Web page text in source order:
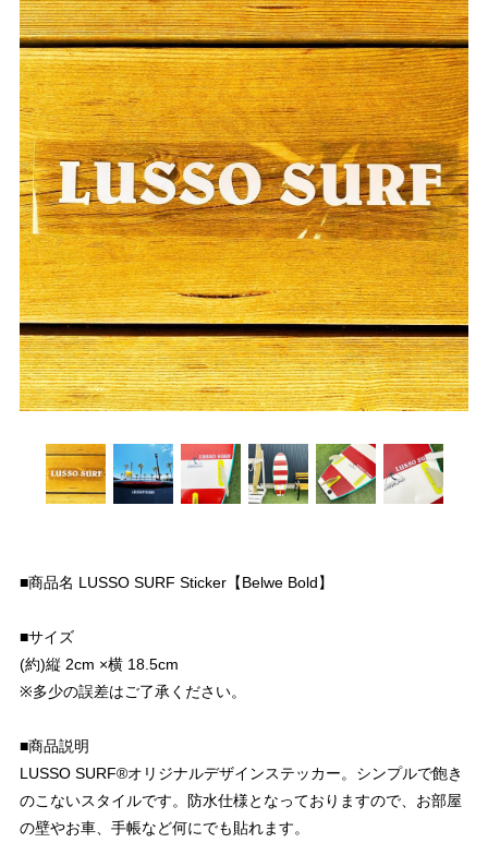
■商品名 LUSSO SURF Sticker【Belwe Bold】
■サイズ
(約)縦 2cm ×横 18.5cm
※多少の誤差はご了承ください。
■商品説明
LUSSO SURF®︎オリジナルデザインステッカー。シンプルで飽き
のこないスタイルです。防水仕様となっておりますので、お部屋
の壁やお車、手帳など何にでも貼れます。